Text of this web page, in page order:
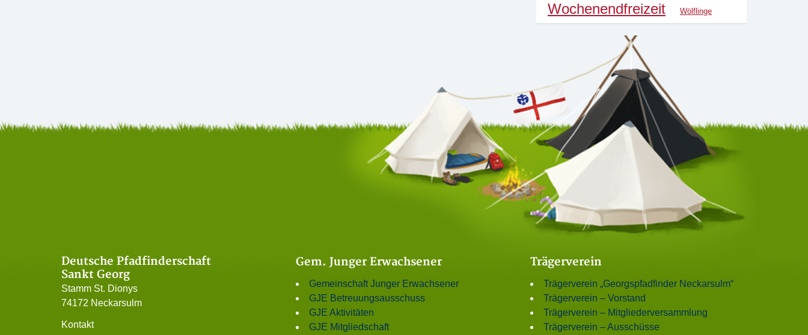
Wochenendfreizeit Wölflinge
Deutsche Pfadfinderschaft
Sankt Georg
Stamm St. Dionys
74172 Neckarsulm
Kontakt
Gem. Junger Erwachsener
Gemeinschaft Junger Erwachsener
GJE Betreuungsausschuss
GJE Aktivitäten
GJE Mitgliedschaft
Trägerverein
Trägerverein „Georgspfadfinder Neckarsulm“
Trägerverein – Vorstand
Trägerverein – Mitgliederversammlung
Trägerverein – Ausschüsse